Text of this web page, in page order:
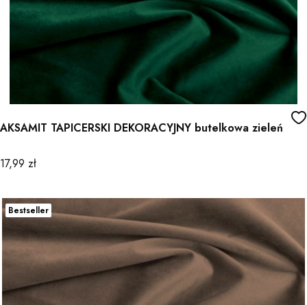
AKSAMIT TAPICERSKI DEKORACYJNY butelkowa zieleń
Cena
17,99 zł
Bestseller